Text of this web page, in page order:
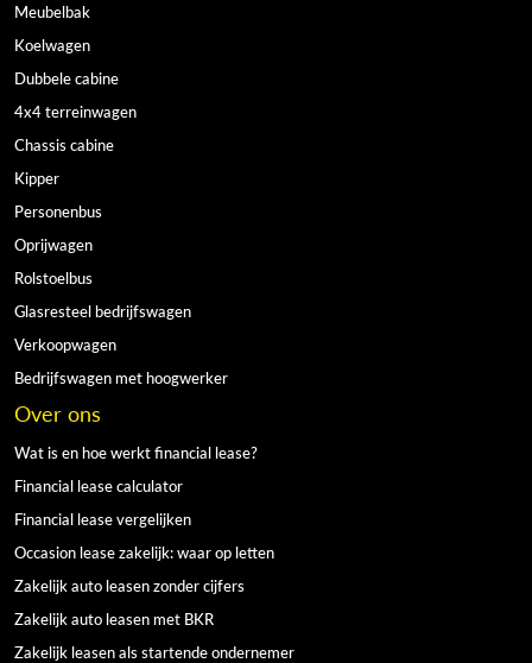
Meubelbak
Koelwagen
Dubbele cabine
4x4 terreinwagen
Chassis cabine
Kipper
Personenbus
Oprijwagen
Rolstoelbus
Glasresteel bedrijfswagen
Verkoopwagen
Bedrijfswagen met hoogwerker
Over ons
Wat is en hoe werkt financial lease?
Financial lease calculator
Financial lease vergelijken
Occasion lease zakelijk: waar op letten
Zakelijk auto leasen zonder cijfers
Zakelijk auto leasen met BKR
Zakelijk leasen als startende ondernemer